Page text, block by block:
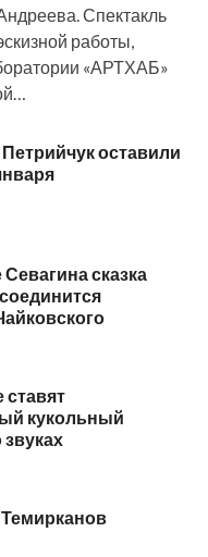
Спектакль
работы,
«АРТХАБ»
оставили
сказка
кукольный
звуках